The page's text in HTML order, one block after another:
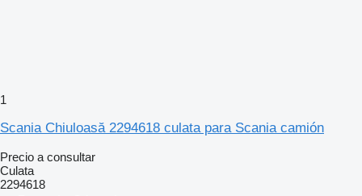
1
Scania Chiuloasă 2294618 culata para Scania camión
Precio a consultar
Culata
2294618